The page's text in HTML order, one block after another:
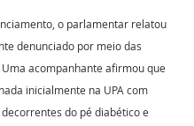
o parlamentar relatou
denunciado por meio das
acompanhante afirmou que
inicialmente na UPA com
do pé diabético e